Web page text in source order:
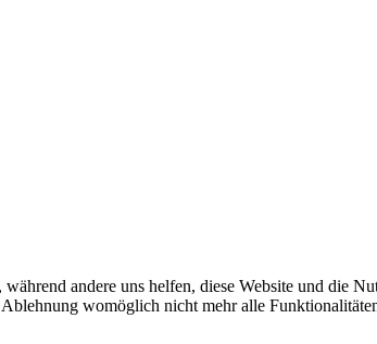
andere uns helfen, diese Website und die
womöglich nicht mehr alle